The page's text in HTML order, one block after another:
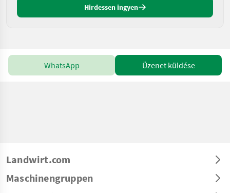
Hirdessen ingyen
WhatsApp Üzenet küldése
Landwirt.com
Maschinengruppen